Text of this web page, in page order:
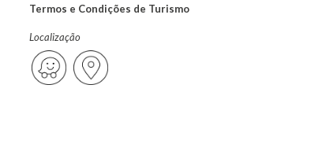
Termos e Condições de Turismo
Localização